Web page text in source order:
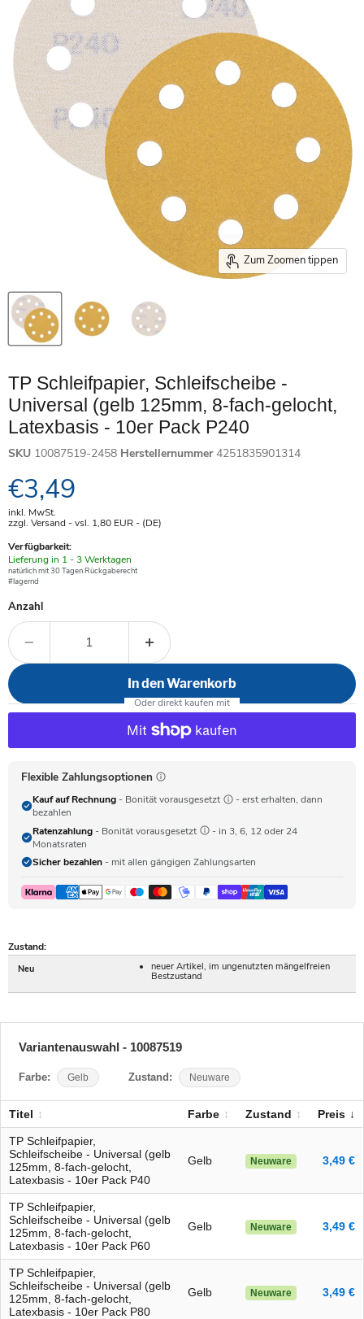
Zum Zoomen tippen
TP Schleifpapier, Schleifscheibe -
Universal (gelb 125mm, 8-fach-gelocht,
Latexbasis - 10er Pack P240
SKU 10087519-2458 Herstellernummer 4251835901314
Aktueller Preis
€3,49
inkl. MwSt.
zzgl. Versand - vsl. 1,80 EUR- (DE)
Verfügbarkeit:
Verfügbar
-
Lieferung in 1 - 3 Werktagen
natürlich mit 30 Tagen Rückgaberecht
#lagernd
Anzahl
In den Warenkorb
Flexible Zahlungsoptionen
Kauf auf Rechnung - Bonität vorausgesetzt
- erst erhalten, dann
bezahlen
Ratenzahlung - Bonität vorausgesetzt
- in 3, 6, 12 oder 24
Monatsraten
Sicher bezahlen - mit allen gängigen Zahlungsarten
Zustand:
Neu
neuer Artikel, im ungenutzten mängelfreien
Bestzustand
Variantenauswahl - 10087519
Farbe: Gelb Zustand: Neuware
Titel Farbe Zustand Preis
TP Schleifpapier,
Schleifscheibe - Universal (gelb
125mm, 8-fach-gelocht,
Latexbasis - 10er Pack P40
Gelb Neuware 3,49 €
TP Schleifpapier,
Schleifscheibe - Universal (gelb
125mm, 8-fach-gelocht,
Latexbasis - 10er Pack P60
Gelb Neuware 3,49 €
TP Schleifpapier,
Schleifscheibe - Universal (gelb
125mm, 8-fach-gelocht,
Latexbasis - 10er Pack P80
Gelb Neuware 3,49 €